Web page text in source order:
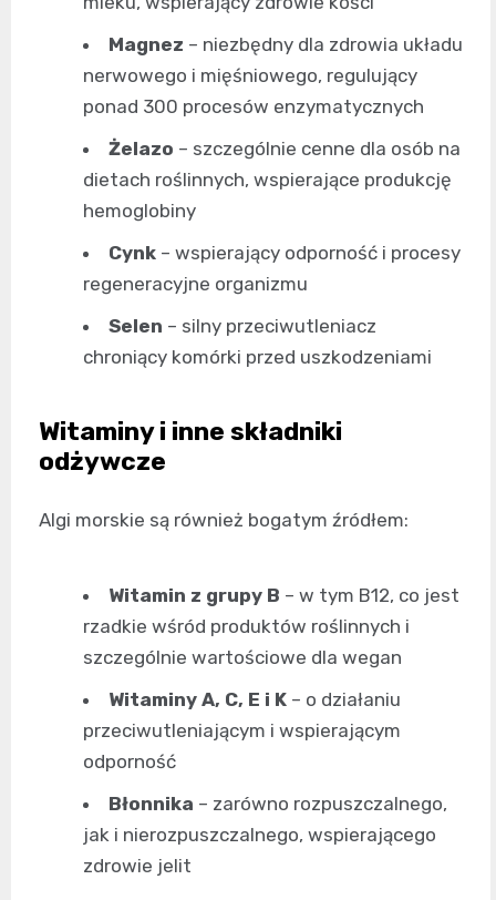
Magnez – niezbędny dla zdrowia układu
nerwowego i mięśniowego, regulujący
ponad 300 procesów enzymatycznych
Żelazo – szczególnie cenne dla osób na
dietach roślinnych, wspierające produkcję
hemoglobiny
Cynk – wspierający odporność i procesy
regeneracyjne organizmu
Selen – silny przeciwutleniacz
chroniący komórki przed uszkodzeniami
Witaminy i inne składniki
odżywcze
Algi morskie są również bogatym źródłem:
Witamin z grupy B – w tym B12, co jest
rzadkie wśród produktów roślinnych i
szczególnie wartościowe dla wegan
Witaminy A, C, E i K – o działaniu
przeciwutleniającym i wspierającym
odporność
Błonnika – zarówno rozpuszczalnego,
jak i nierozpuszczalnego, wspierającego
zdrowie jelit